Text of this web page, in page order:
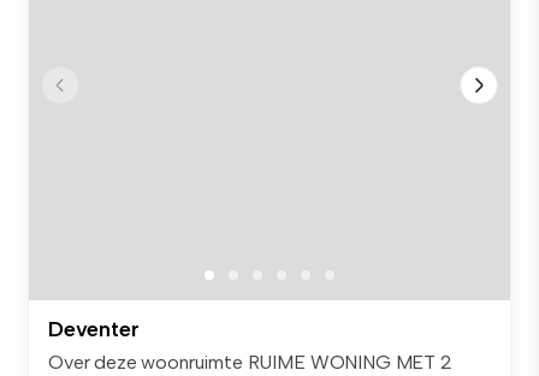
Deventer
Over deze woonruimte RUIME WONING MET 2